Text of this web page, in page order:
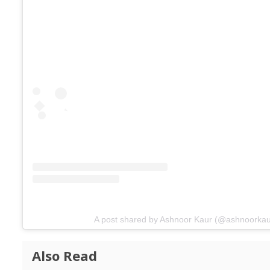
A post shared by Ashnoor Kaur
Also Read